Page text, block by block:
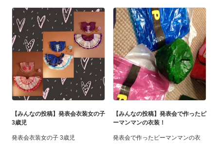
【みんなの投稿】発表会衣装女の子
3歳児
発表会衣装女の子 3歳児
【みんなの投稿】発表会で作ったピ
ーマンマンの衣装！
発表会で作ったピーマンマンの衣